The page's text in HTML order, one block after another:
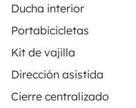
Ducha interior
Portabicicletas
Kit de vajilla
Dirección asistida
Cierre centralizado